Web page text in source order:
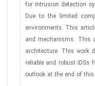
for intrusion detection
Due to the limited
environments. This
and mechanisms. This
architecture. This work
reliable and robust
outlook at the end of this